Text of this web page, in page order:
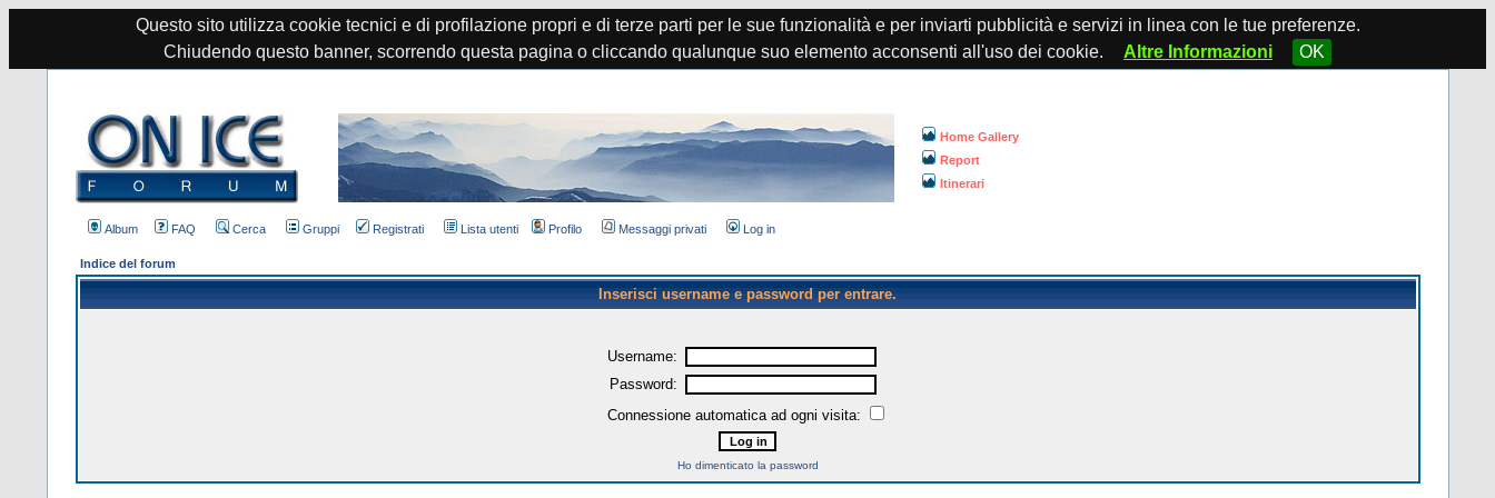
Questo sito utilizza cookie tecnici e di profilazione propri e di terze parti per le sue funzionalità e per inviarti pubblicità e servizi in linea con le tue preferenze.
Chiudendo questo banner, scorrendo questa pagina o cliccando qualunque suo elemento acconsenti all'uso dei cookie.
Altre Informazioni OK
Home Gallery
Report
Itinerari
Album FAQ Cerca Gruppi Registrati Lista utenti Profilo Messaggi privati Log in
Indice del forum
Inserisci username e password per entrare.
Username:
Password:
Connessione automatica ad ogni visita:
Ho dimenticato la password